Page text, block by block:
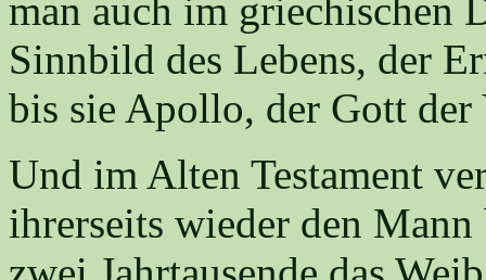
man auch im griechischen
Sinnbild des Lebens, der
bis sie Apollo, der Gott der
Und im Alten Testament
ihrerseits wieder den